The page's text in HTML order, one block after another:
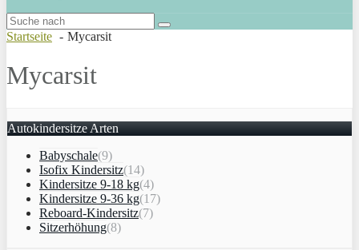
Startseite Mycarsit
Mycarsit
Autokindersitze Arten
Babyschale(9)
Isofix Kindersitz(14)
Kindersitze 9-18 kg(4)
Kindersitze 9-36 kg(17)
Reboard-Kindersitz(7)
Sitzerhöhung(8)